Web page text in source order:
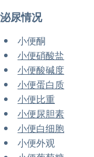
泌尿情况
小便酮
小便硝酸盐
小便酸碱度
小便蛋白质
小便比重
小便尿胆素
小便白细胞
小便外观